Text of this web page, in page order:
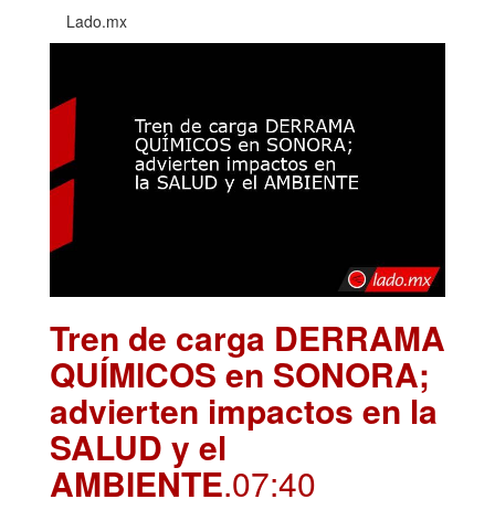
Lado.mx
Tren de carga DERRAMA
QUÍMICOS en SONORA;
advierten impactos en la
SALUD y el
AMBIENTE.07:40